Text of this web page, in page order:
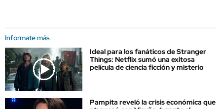
Informate más
Ideal para los fanáticos de Stranger
Things: Netflix sumó una exitosa
película de ciencia ficción y misterio
Pampita reveló la crisis económica que